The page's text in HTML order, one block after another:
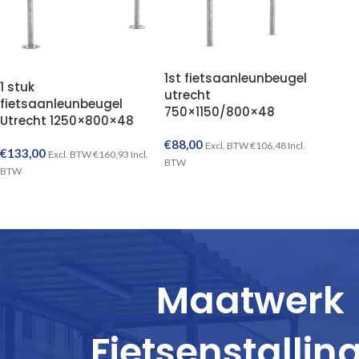
1 stuk
fietsaanleunbeugel
Utrecht 1250×800×48
€133,00 Excl. BTW€160,93 Incl.
BTW
1st fietsaanleunbeugel
utrecht
750×1150/800×48
€88,00 Excl. BTW€106,48 Incl.
BTW
Maatwerk